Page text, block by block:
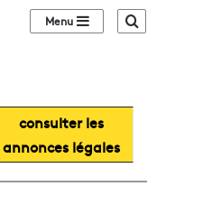
Sidebar (barre
consulter les
annonces légales